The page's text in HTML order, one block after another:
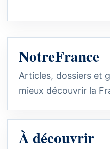
NotreFrance
Articles, dossiers et
mieux découvrir la
À découvrir